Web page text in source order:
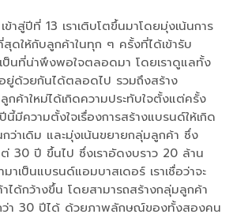
าสู่ปีที่ 13 เราเติบโตขึ้นมาโดยมุ่งเน้นการ
ดให้กับลูกค้าในทุก ๆ ครั้งที่ได้เข้ารับ
ป็นที่น่าพึงพอใจตลอดมา โดยเราดูแลทั้ง
อยู่ด้วยกันได้ตลอดไป รวมถึงสร้าง
กค้าใหม่ได้เกิดความประทับใจตั้งแต่ครั้ง
นี้มีความตั้งใจเรื่องการสร้างแบรนด์ให้เกิด
ว่าเดิม และมุ่งเน้นขยายกลุ่มลูกค้า ซึ่ง
30 ปี ขึ้นไป ซึ่งเราอัดงบราว 20 ล้าน
าเป็นแบรนด์แอมบาสเดอร์ เราเชื่อว่าจะ
ได้กว้างขึ้น โดยสามารถสร้างกลุ่มลูกค้า
ว่า 30 ปีได้ ด้วยภาพลักษณ์ของทั้งสองคน